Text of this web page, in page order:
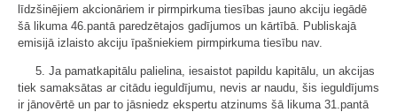
līdzšinējiem akcionāriem ir pirmpirkuma tiesības jauno akciju iegādē
šā likuma 46.pantā paredzētajos gadījumos un kārtībā. Publiskajā
emisijā izlaisto akciju īpašniekiem pirmpirkuma tiesību nav.
5. Ja pamatkapitālu palielina, iesaistot papildu kapitālu, un akcijas
tiek samaksātas ar citādu ieguldījumu, nevis ar naudu, šis ieguldījums
ir jānovērtē un par to jāsniedz ekspertu atzinums šā likuma 31.pantā